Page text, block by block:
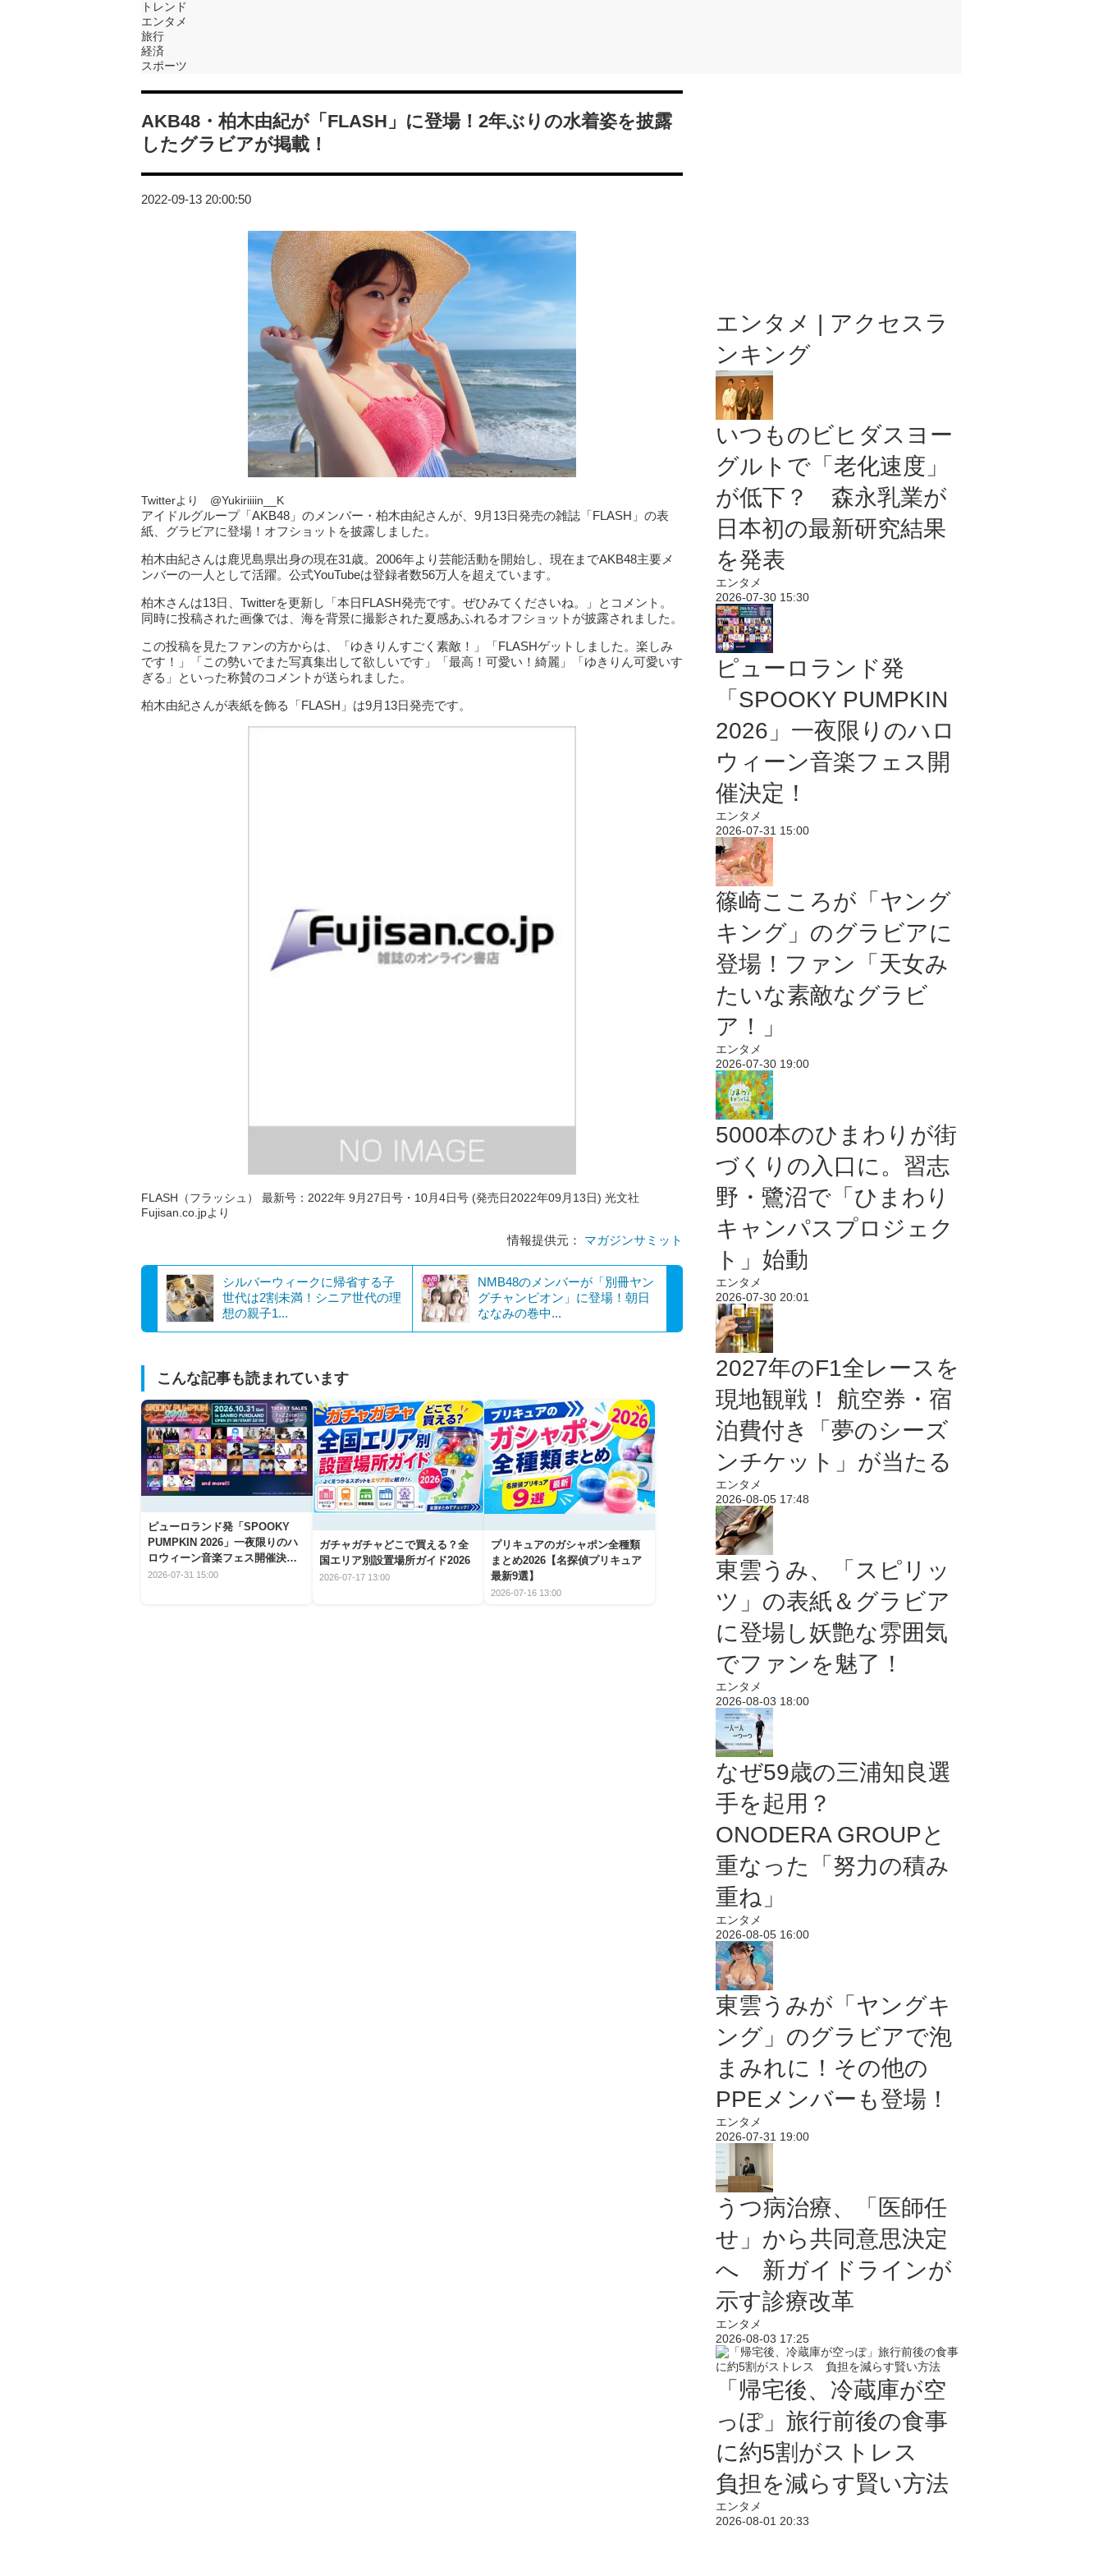
トレンド
エンタメ
旅行
経済
スポーツ
AKB48・柏木由紀が「FLASH」に登場！2年ぶりの水着姿を披露
したグラビアが掲載！
2022-09-13 20:00:50
Twitterより @Yukiriiiin__K
アイドルグループ「AKB48」のメンバー・柏木由紀さんが、9月13日発売の雑誌「FLASH」の表
紙、グラビアに登場！オフショットを披露しました。
柏木由紀さんは鹿児島県出身の現在31歳。2006年より芸能活動を開始し、現在までAKB48主要メ
ンバーの一人として活躍。公式YouTubeは登録者数56万人を超えています。
柏木さんは13日、Twitterを更新し「本日FLASH発売です。ぜひみてくださいね。」とコメント。
同時に投稿された画像では、海を背景に撮影された夏感あふれるオフショットが披露されました。
この投稿を見たファンの方からは、「ゆきりんすごく素敵！」「FLASHゲットしました。楽しみ
です！」「この勢いでまた写真集出して欲しいです」「最高！可愛い！綺麗」「ゆきりん可愛いす
ぎる」といった称賛のコメントが送られました。
柏木由紀さんが表紙を飾る「FLASH」は9月13日発売です。
FLASH（フラッシュ） 最新号：2022年 9月27日号・10月4日号 (発売日2022年09月13日) 光文社
Fujisan.co.jpより
情報提供元： マガジンサミット
シルバーウィークに帰省する子
世代は2割未満！シニア世代の理
想の親子1...
NMB48のメンバーが「別冊ヤン
グチャンピオン」に登場！朝日
ななみの巻中...
こんな記事も読まれています
ピューロランド発「SPOOKY
PUMPKIN 2026」一夜限りのハ
ロウィーン音楽フェス開催決
定！
2026-07-31 15:00
ガチャガチャどこで買える？全
国エリア別設置場所ガイド2026
2026-07-17 13:00
プリキュアのガシャポン全種類
まとめ2026【名探偵プリキュア
最新9選】
2026-07-16 13:00
エンタメ | アクセスラ
ンキング
いつものビヒダスヨー
グルトで「老化速度」
が低下？ 森永乳業が
日本初の最新研究結果
を発表
エンタメ
2026-07-30 15:30
ピューロランド発
「SPOOKY PUMPKIN
2026」一夜限りのハロ
ウィーン音楽フェス開
催決定！
エンタメ
2026-07-31 15:00
篠崎こころが「ヤング
キング」のグラビアに
登場！ファン「天女み
たいな素敵なグラビ
ア！」
エンタメ
2026-07-30 19:00
5000本のひまわりが街
づくりの入口に。習志
野・鷺沼で「ひまわり
キャンパスプロジェク
ト」始動
エンタメ
2026-07-30 20:01
2027年のF1全レースを
現地観戦！ 航空券・宿
泊費付き「夢のシーズ
ンチケット」が当たる
エンタメ
2026-08-05 17:48
東雲うみ、「スピリッ
ツ」の表紙＆グラビア
に登場し妖艶な雰囲気
でファンを魅了！
エンタメ
2026-08-03 18:00
なぜ59歳の三浦知良選
手を起用？
ONODERA GROUPと
重なった「努力の積み
重ね」
エンタメ
2026-08-05 16:00
東雲うみが「ヤングキ
ング」のグラビアで泡
まみれに！その他の
PPEメンバーも登場！
エンタメ
2026-07-31 19:00
うつ病治療、「医師任
せ」から共同意思決定
へ 新ガイドラインが
示す診療改革
エンタメ
2026-08-03 17:25
「帰宅後、冷蔵庫が空
っぽ」旅行前後の食事
に約5割がストレス
負担を減らす賢い方法
エンタメ
2026-08-01 20:33